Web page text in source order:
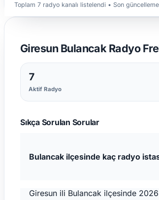
Toplam 7 radyo kanalı listelendi • Son
Giresun Bulancak Radyo
7
Aktif Radyo
Sıkça Sorulan Sorular
Bulancak ilçesinde kaç radyo
Giresun ili Bulancak ilçesinde